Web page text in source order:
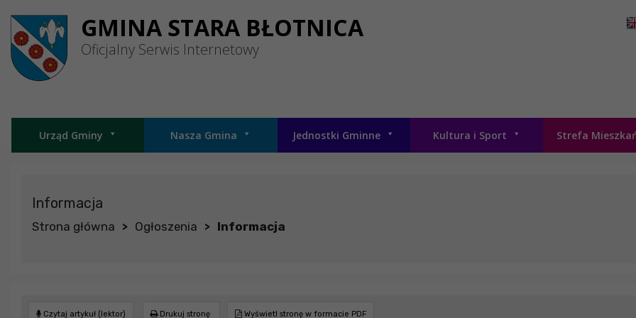
GMINA STARA BŁOTNICA
Oficjalny Serwis Internetowy
Urząd Gminy Nasza Gmina Jednostki Gminne Kultura i Sport Strefa
Informacja
Strona główna > Ogłoszenia > Informacja
Czytaj artykuł (lektor) Drukuj stronę Wyświetl stronę w formacie PDF